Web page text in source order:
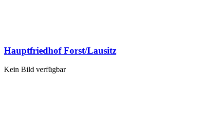
Hauptfriedhof Forst/Lausitz
Kein Bild verfügbar